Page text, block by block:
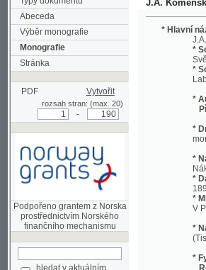
Abeceda
Výběr monografie
Monografie
Stránka
PDF Vytvořit
rozsah stran: (max. 20)
Podpořeno grantem z Norska
prostřednictvím Norského
hledat v aktuálním
titulu
Pokročilé vyhledávání
* Hlavní název:
J.A.
*
Světlé
*
* Autor:
* Druh
*
1892
* Místo
V Praze
*
*
18 cm
188 s.;